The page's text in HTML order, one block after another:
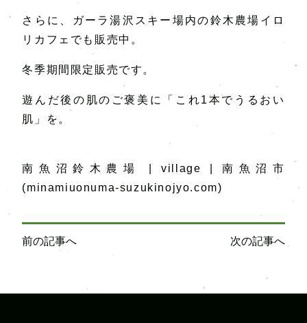
さらに、ガーラ湯沢スキー場内の鈴木農場イロ
リカフェでも販売中。
冬季期間限定販売です。
遊んだ後の肌のご褒美に「これ1本でうるおい
肌」を。
南魚沼鈴木農場 | village | 南魚沼市
(minamiuonuma-suzukinojyo.com)
稿
前の記事へ 次の記事へ